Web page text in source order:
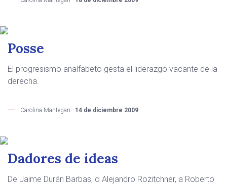
Posse
El progresismo analfabeto gesta el liderazgo vacante de la
derecha.
Carolina Mantegari - 14 de diciembre 2009
Dadores de ideas
De Jaime Durán Barbas, o Alejandro Rozitchner, a Roberto